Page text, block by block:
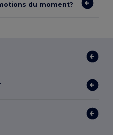
du moment?